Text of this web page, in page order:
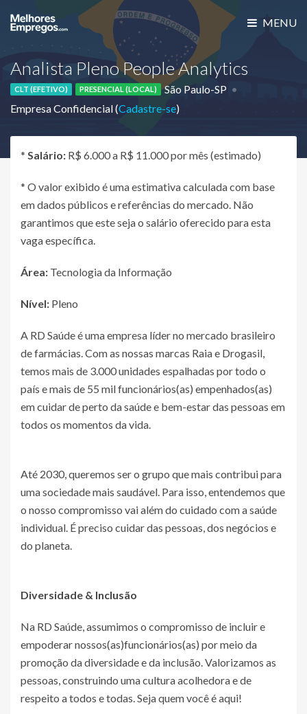
MENU
Analista Pleno People Analytics
CLT (EFETIVO) PRESENCIAL (LOCAL)
São Paulo-SP
Empresa Confidencial (Cadastre-se)
* Salário: R$ 6.000 a R$ 11.000 por mês (estimado)
* O valor exibido é uma estimativa calculada com base
em dados públicos e referências do mercado. Não
garantimos que este seja o salário oferecido para esta
vaga específica.
Área: Tecnologia da Informação
Nível: Pleno
A RD Saúde é uma empresa líder no mercado brasileiro
de farmácias. Com as nossas marcas Raia e Drogasil,
temos mais de 3.000 unidades espalhadas por todo o
país e mais de 55 mil funcionários(as) empenhados(as)
em cuidar de perto da saúde e bem-estar das pessoas em
todos os momentos da vida.
Até 2030, queremos ser o grupo que mais contribui para
uma sociedade mais saudável. Para isso, entendemos que
o nosso compromisso vai além do cuidado com a saúde
individual. É preciso cuidar das pessoas, dos negócios e
do planeta.
Diversidade & Inclusão
Na RD Saúde, assumimos o compromisso de incluir e
empoderar nossos(as)funcionários(as) por meio da
promoção da diversidade e da inclusão. Valorizamos as
pessoas, construindo uma cultura acolhedora e de
respeito a todos e todas. Seja quem você é aqui!